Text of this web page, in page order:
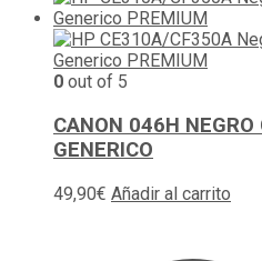
0 out of 5
CANON 046H NEGRO
GENERICO
49,90€ Añadir al carrito